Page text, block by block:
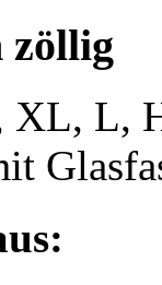
zöllig
XL, L,